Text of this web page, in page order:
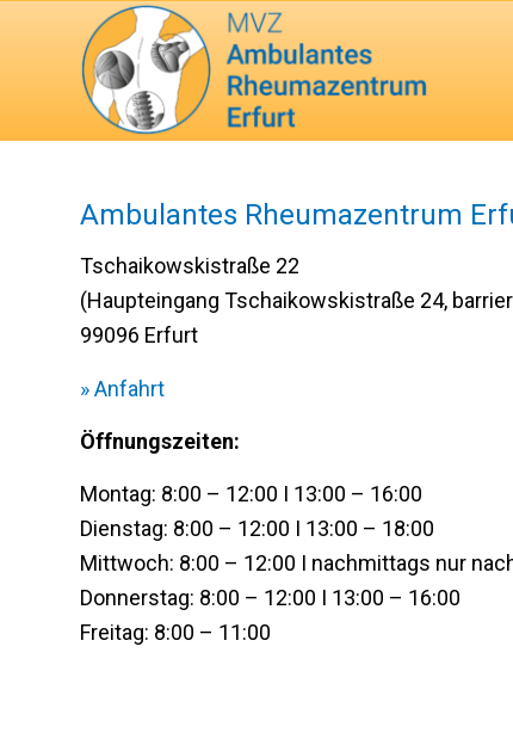
Ambulantes Rheumazentrum
Tschaikowskistraße 22
(Haupteingang Tschaikowskistraße 24,
99096 Erfurt
» Anfahrt
Öffnungszeiten:
Montag: 8:00 – 12:00 I 13:00 – 16:00
Dienstag: 8:00 – 12:00 I 13:00 – 18:00
Mittwoch: 8:00 – 12:00 I nachmittags nur
Donnerstag: 8:00 – 12:00 I 13:00 – 16:00
Freitag: 8:00 – 11:00